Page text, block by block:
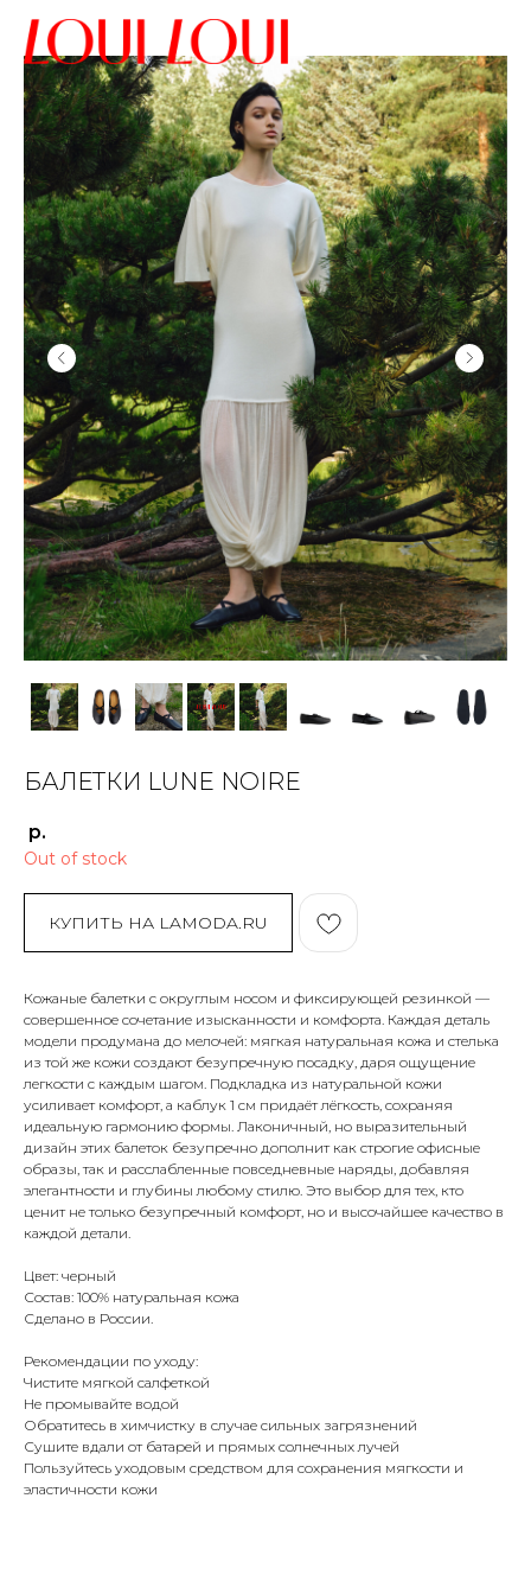
БАЛЕТКИ LUNE NOIRE
р.
Out of stock
КУПИТЬ НА LAMODA.RU
Кожаные балетки с округлым носом и фиксирующей резинкой —
совершенное сочетание изысканности и комфорта. Каждая деталь
модели продумана до мелочей: мягкая натуральная кожа и стелька
из той же кожи создают безупречную посадку, даря ощущение
легкости с каждым шагом. Подкладка из натуральной кожи
усиливает комфорт, а каблук 1 см придаёт лёгкость, сохраняя
идеальную гармонию формы. Лаконичный, но выразительный
дизайн этих балеток безупречно дополнит как строгие офисные
образы, так и расслабленные повседневные наряды, добавляя
элегантности и глубины любому стилю. Это выбор для тех, кто
ценит не только безупречный комфорт, но и высочайшее качество в
каждой детали.
Цвет: черный
Состав: 100% натуральная кожа
Сделано в России.
Рекомендации по уходу:
Чистите мягкой салфеткой
Не промывайте водой
Обратитесь в химчистку в случае сильных загрязнений
Сушите вдали от батарей и прямых солнечных лучей
Пользуйтесь уходовым средством для сохранения мягкости и
эластичности кожи